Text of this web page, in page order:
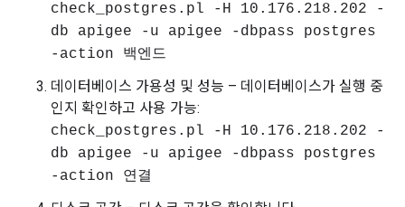
check_postgres.pl -H 10.176.218.202 -
db apigee -u apigee -dbpass postgres
-action 백엔드
데이터베이스 가용성 및 성능 – 데이터베이스가 실행 중
인지 확인하고 사용 가능:
check_postgres.pl -H 10.176.218.202 -
db apigee -u apigee -dbpass postgres
-action 연결